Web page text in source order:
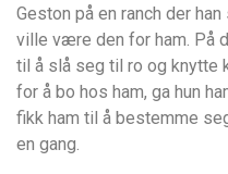
Geston på en ranch der
ville være den for ham. På
til å slå seg til ro og knytte
for å bo hos ham, ga hun
fikk ham til å bestemme
en gang.